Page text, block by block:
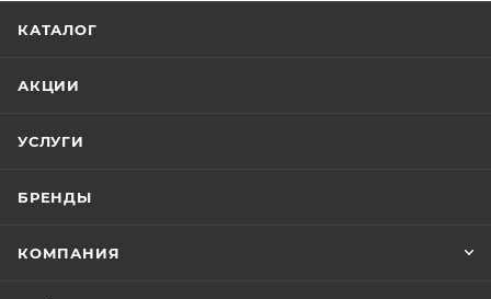
КАТАЛОГ
АКЦИИ
УСЛУГИ
БРЕНДЫ
КОМПАНИЯ